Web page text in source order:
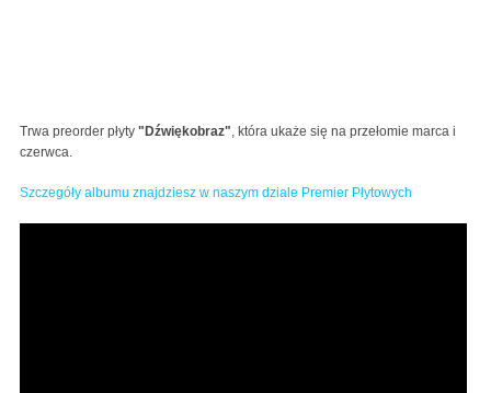
Trwa preorder płyty "Dźwiękobraz", która ukaże się na przełomie marca i
czerwca.
Szczegóły albumu znajdziesz w naszym dziale Premier Płytowych